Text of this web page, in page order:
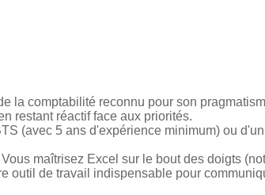
la comptabilité reconnu pour son
restant réactif face aux priorités.
(avec 5 ans d'expérience minimum) ou
maîtrisez Excel sur le bout des doigts
outil de travail indispensable pour